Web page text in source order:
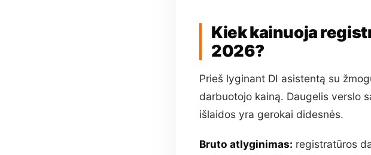
Kiek kainuoja
2026?
Prieš lyginant DI asistentą su
darbuotojo kainą. Daugelis verslo
išlaidos yra gerokai didesnės.
Bruto atlyginimas: registratūros